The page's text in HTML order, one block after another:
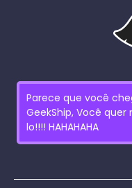
Parece que você
GeekShip, Você
lo!!!! HAHAHAHA